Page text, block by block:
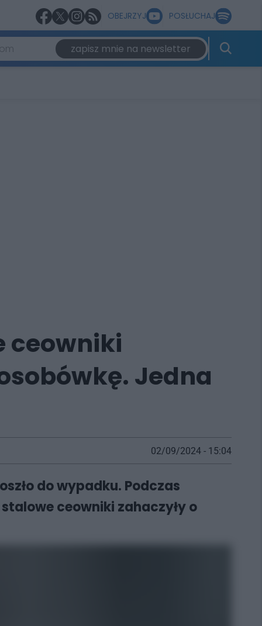
OBEJRZYJ POSŁUCHAJ
zapisz mnie na newsletter
ceowniki
Jedna
02/09/2024 - 15:04
do wypadku. Podczas
ceowniki zahaczyły o